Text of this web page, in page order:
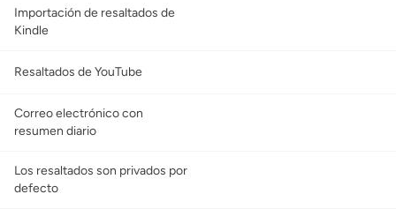
Importación de resaltados de
Kindle
Resaltados de YouTube
Correo electrónico con
resumen diario
Los resaltados son privados por
defecto